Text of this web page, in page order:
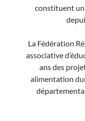
constituent
La Fédération
associative
ans des
alimentation